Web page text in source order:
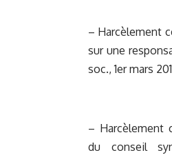
– Harcèlement
sur une
soc., 1er mars
– Harcèlement
du conseil